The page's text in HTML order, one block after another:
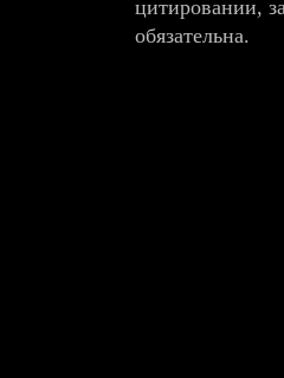
цитировании,
обязательна.